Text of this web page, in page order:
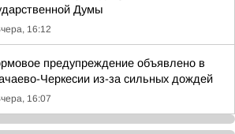
Думы
16:12
предупреждение объявлено в
Черкесии из-за сильных дождей
16:07